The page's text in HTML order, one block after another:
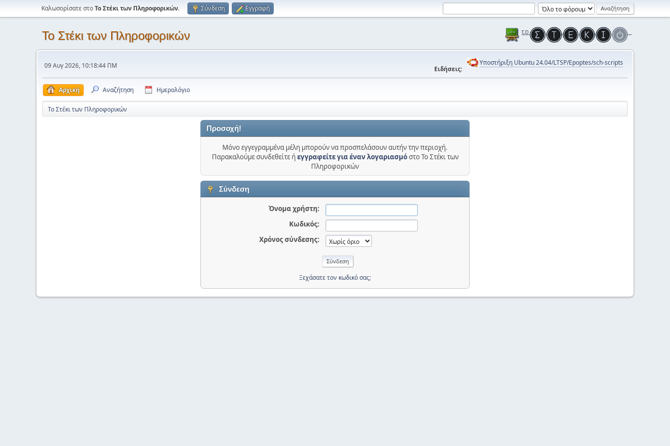
Καλωσορίσατε στοΤο Στέκι των Πληροφορικών. Σύνδεση Εγγραφή
Το Στέκι των Πληροφορικών
09 Αυγ 2026, 10:18:44 ΠΜ Ειδήσεις:
Υποστήριξη Ubuntu 24.04/LTSP/Epoptes/sch-scripts
Αρχική Αναζήτηση Ημερολόγιο
Το Στέκι των Πληροφορικών
Προσοχή!
Μόνο εγγεγραμμένα μέλη μπορούν να προσπελάσουν αυτήν την περιοχή.
Παρακαλούμε συνδεθείτε ήεγγραφείτε για έναν λογαριασμόστο Το Στέκι των
Πληροφορικών
Σύνδεση
Όνομα χρήστη:
Κωδικός:
Χρόνος σύνδεσης:
Ξεχάσατε τον κωδικό σας;